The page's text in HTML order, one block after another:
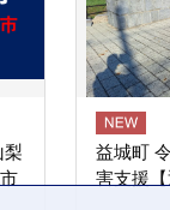
益城町
害支援【